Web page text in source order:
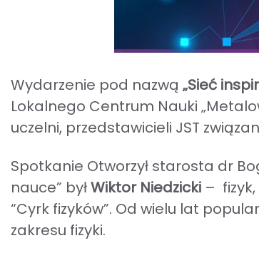
Wydarzenie pod nazwą „Sieć
Lokalnego Centrum Nauki
uczelni, przedstawicieli JST
Spotkanie Otworzył starosta dr
nauce” byłWiktor Niedzicki –
“Cyrk fizyków”. Od wielu lat
zakresu fizyki.